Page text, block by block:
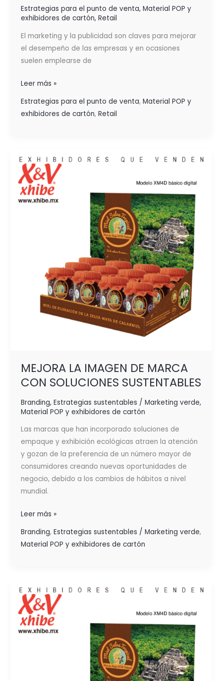
Estrategias para el punto de venta, Material POP y
exhibidores de cartón, Retail
El marketing y la publicidad son claves para mejorar
el desempeño de las empresas y en ocasiones
suelen emplearse de
Leer más »
Estrategias para el punto de venta, Material POP y
exhibidores de cartón, Retail
MEJORA LA IMAGEN DE MARCA
CON SOLUCIONES SUSTENTABLES
Branding, Estrategias sustentables / Marketing verde,
Material POP y exhibidores de cartón
Las marcas que han incorporado soluciones de
empaque y exhibición ecológicas atraen la atención
y gozan de la preferencia de un número mayor de
consumidores creando nuevas oportunidades de
negocio, debido a los cambios de hábitos a nivel
mundial.
MEJORA
LA
IMAGEN
DE
MARCA
Leer más »
Branding, Estrategias sustentables / Marketing verde,
Material POP y exhibidores de cartón
LAS
EXHIBICIONES
SUSTENTABLES
FORTALECEN
TU